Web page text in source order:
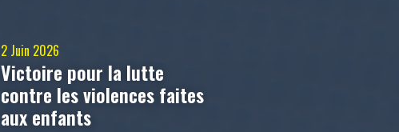
2 Juin 2026
Victoire pour la lutte
contre les violences faites
aux enfants